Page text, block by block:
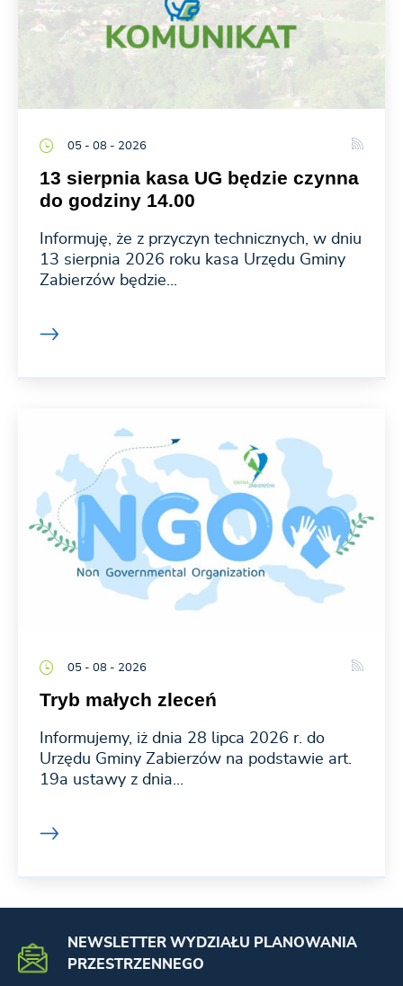
05 - 08 - 2026
13 sierpnia kasa UG będzie czynna
do godziny 14.00
Informuję, że z przyczyn technicznych, w dniu
13 sierpnia 2026 roku kasa Urzędu Gminy
Zabierzów będzie...
05 - 08 - 2026
Tryb małych zleceń
Informujemy, iż dnia 28 lipca 2026 r. do
Urzędu Gminy Zabierzów na podstawie art.
19a ustawy z dnia...
NEWSLETTER WYDZIAŁU PLANOWANIA
PRZESTRZENNEGO